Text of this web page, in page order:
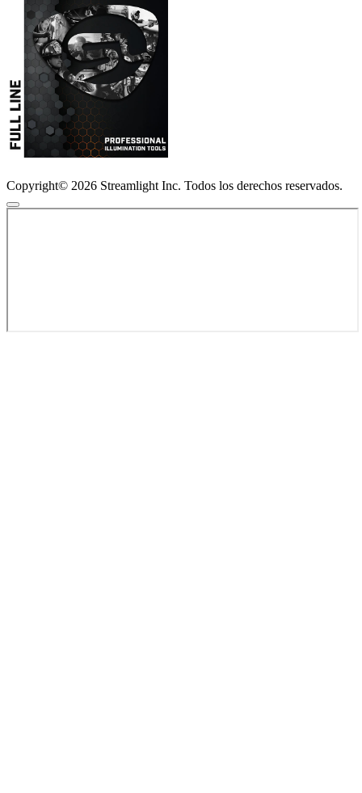
Copyright© 2026 Streamlight Inc. Todos los derechos reservados.